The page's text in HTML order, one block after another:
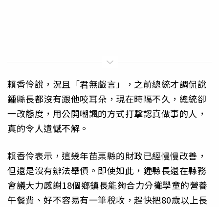
賴香伶說，況且「君無戲言」，之前總統才調侃說
鍾縣長都沒有跟他咬耳朵，現在時隔不久，總統卻
一改態度，用公開嘲諷的方式打擊認真做事的人，
真的令人遺憾不解。
賴香伶表示，這幾年苗栗縣的財政已經慢慢改善，
但還是沒有辦法舉債。即使如此，鍾縣長還在縣務
會議大力感謝18個鄉鎮長能夠合力分攤學童的營養
午餐費、好不容易有一筆稅收，趕快把80歲以上長